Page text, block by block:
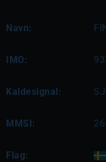
Navn:
IMO:
Kaldesignal:
MMSI:
Flag: